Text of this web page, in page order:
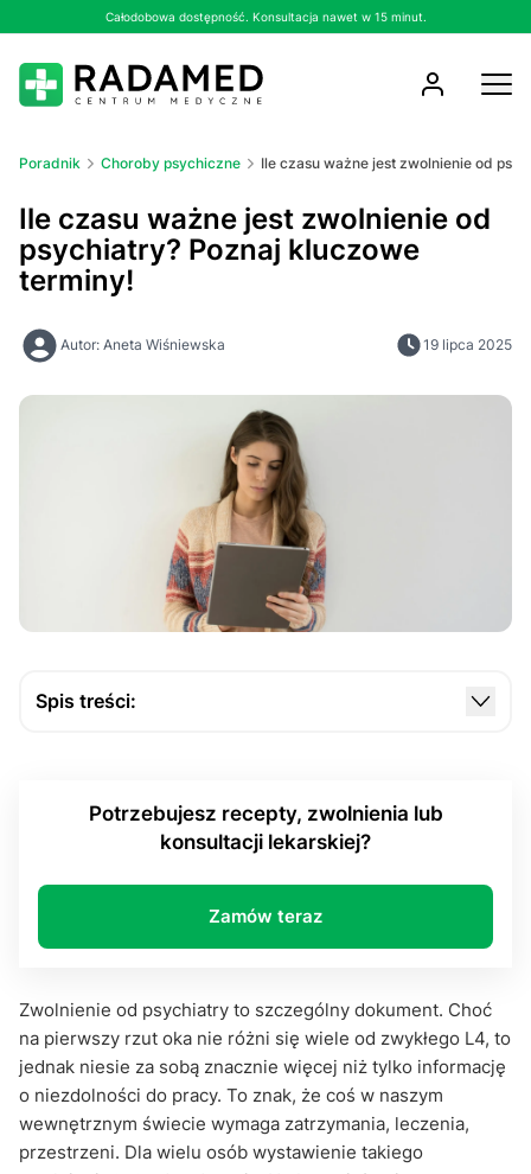
Całodobowa dostępność. Konsultacja nawet w 15 minut.
Poradnik Choroby psychiczne Ile czasu ważne jest zwolnienie od
Ile czasu ważne jest zwolnienie od
psychiatry? Poznaj kluczowe
terminy!
Autor: Aneta Wiśniewska 19 lipca 2025
Spis treści:
Zwolnienie lekarskie od psychiatry: 33 dni lub 14.
Granica zasiłku pracodawcy i przejęcie przez ZUS
A co potem, gdy minie 182 dni? Przedłużenie
leczenia, a świadczenie rehabilitacyjne
prawo do zdrowia
Potrzebujesz recepty, zwolnienia lub
konsultacji lekarskiej?
Zamów teraz
Zwolnienie od psychiatry to szczególny dokument. Choć
na pierwszy rzut oka nie różni się wiele od zwykłego L4, to
jednak niesie za sobą znacznie więcej niż tylko informację
o niezdolności do pracy. To znak, że coś w naszym
wewnętrznym świecie wymaga zatrzymania, leczenia,
przestrzeni. Dla wielu osób wystawienie takiego